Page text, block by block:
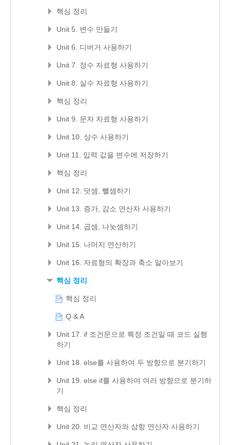
핵심 정리
Unit 5. 변수 만들기
Unit 6. 디버거 사용하기
Unit 7. 정수 자료형 사용하기
Unit 8. 실수 자료형 사용하기
핵심 정리
Unit 9. 문자 자료형 사용하기
Unit 10. 상수 사용하기
Unit 11. 입력 값을 변수에 저장하기
핵심 정리
Unit 12. 덧셈, 뺄셈하기
Unit 13. 증가, 감소 연산자 사용하기
Unit 14. 곱셈, 나눗셈하기
Unit 15. 나머지 연산하기
Unit 16. 자료형의 확장과 축소 알아보기
핵심 정리
핵심 정리
Q & A
Unit 17. if 조건문으로 특정 조건일 때 코드 실행
하기
Unit 18. else를 사용하여 두 방향으로 분기하기
Unit 19. else if를 사용하여 여러 방향으로 분기하
기
핵심 정리
Unit 20. 비교 연산자와 삼항 연산자 사용하기